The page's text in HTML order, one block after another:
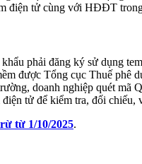
điện tử cùng với HĐĐT
khẩu phải đăng ký sử dụng
được Tổng cục Thuế phê
doanh nghiệp quét mã
tử để kiểm tra, đối
từ 1/10/2025.